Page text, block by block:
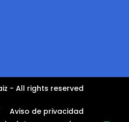
- All rights reserved
Aviso de privacidad